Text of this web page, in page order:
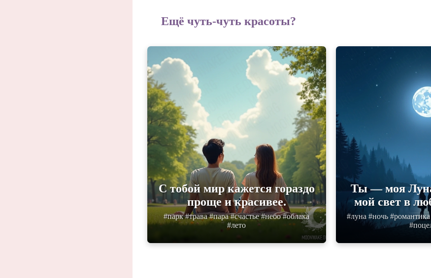
Ещё чуть-чуть красоты?
С тобой мир кажется гораздо
проще и красивее.
#парк #трава #пара #счастье #небо #облака
#лето
Ты — моя
мой свет в
#луна #ночь